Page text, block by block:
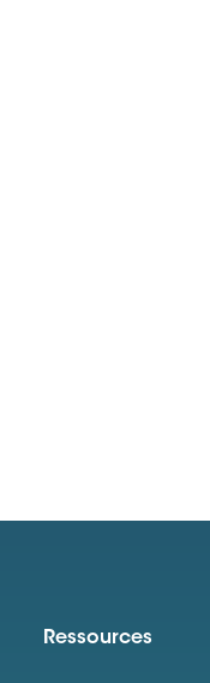
Ressources